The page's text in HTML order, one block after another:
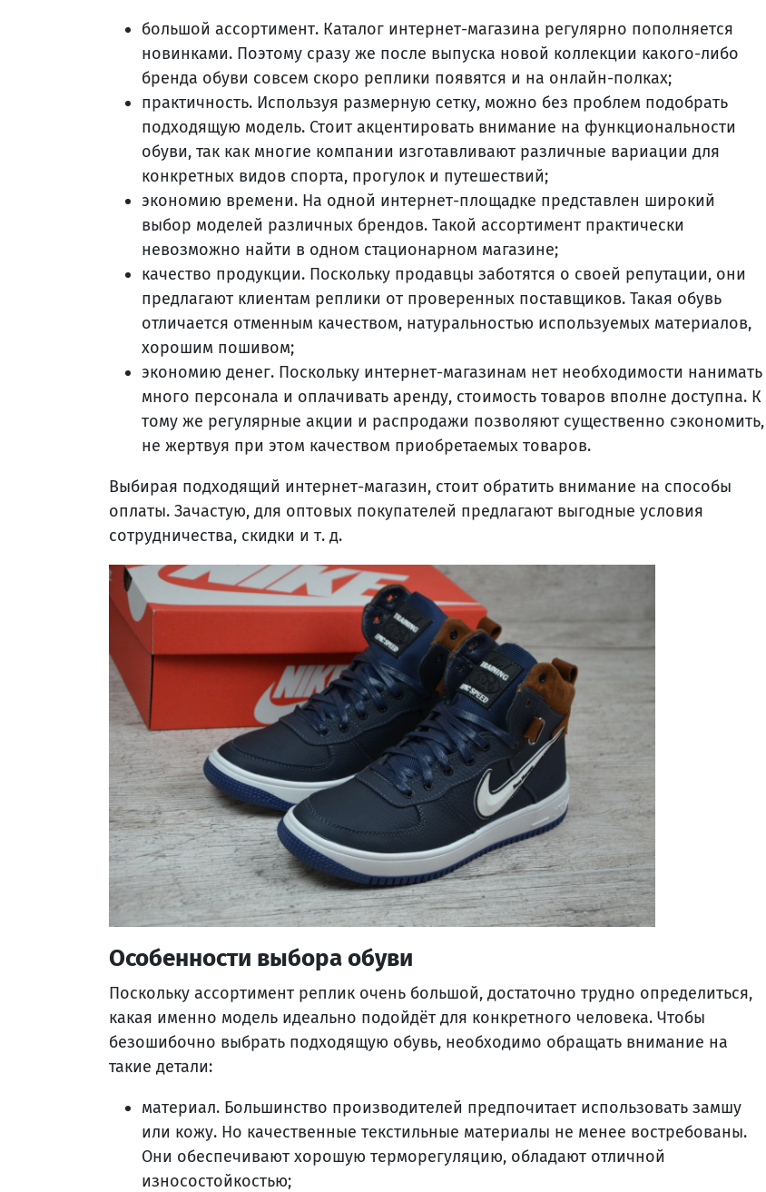
большой ассортимент. Каталог интернет-магазина регулярно пополняется
новинками. Поэтому сразу же после выпуска новой коллекции какого-либо
бренда обуви совсем скоро реплики появятся и на онлайн-полках;
практичность. Используя размерную сетку, можно без проблем подобрать
подходящую модель. Стоит акцентировать внимание на функциональности
обуви, так как многие компании изготавливают различные вариации для
конкретных видов спорта, прогулок и путешествий;
экономию времени. На одной интернет-площадке представлен широкий
выбор моделей различных брендов. Такой ассортимент практически
невозможно найти в одном стационарном магазине;
качество продукции. Поскольку продавцы заботятся о своей репутации, они
предлагают клиентам реплики от проверенных поставщиков. Такая обувь
отличается отменным качеством, натуральностью используемых материалов,
хорошим пошивом;
экономию денег. Поскольку интернет-магазинам нет необходимости нанимать
много персонала и оплачивать аренду, стоимость товаров вполне доступна. К
тому же регулярные акции и распродажи позволяют существенно сэкономить,
не жертвуя при этом качеством приобретаемых товаров.
Выбирая подходящий интернет-магазин, стоит обратить внимание на способы
оплаты. Зачастую, для оптовых покупателей предлагают выгодные условия
сотрудничества, скидки и т. д.
Особенности выбора обуви
Поскольку ассортимент реплик очень большой, достаточно трудно определиться,
какая именно модель идеально подойдёт для конкретного человека. Чтобы
безошибочно выбрать подходящую обувь, необходимо обращать внимание на
такие детали:
материал. Большинство производителей предпочитает использовать замшу
или кожу. Но качественные текстильные материалы не менее востребованы.
Они обеспечивают хорошую терморегуляцию, обладают отличной
износостойкостью;